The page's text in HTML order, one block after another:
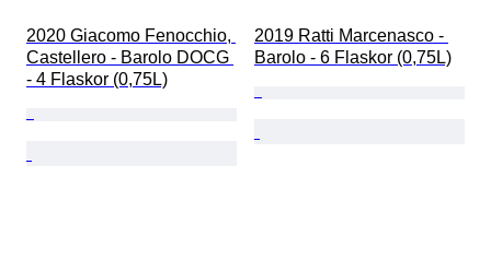
2020 Giacomo Fenocchio,
Castellero - Barolo DOCG
- 4 Flaskor (0,75L)
2019 Ratti Marcenasco -
Barolo - 6 Flaskor (0,75L)